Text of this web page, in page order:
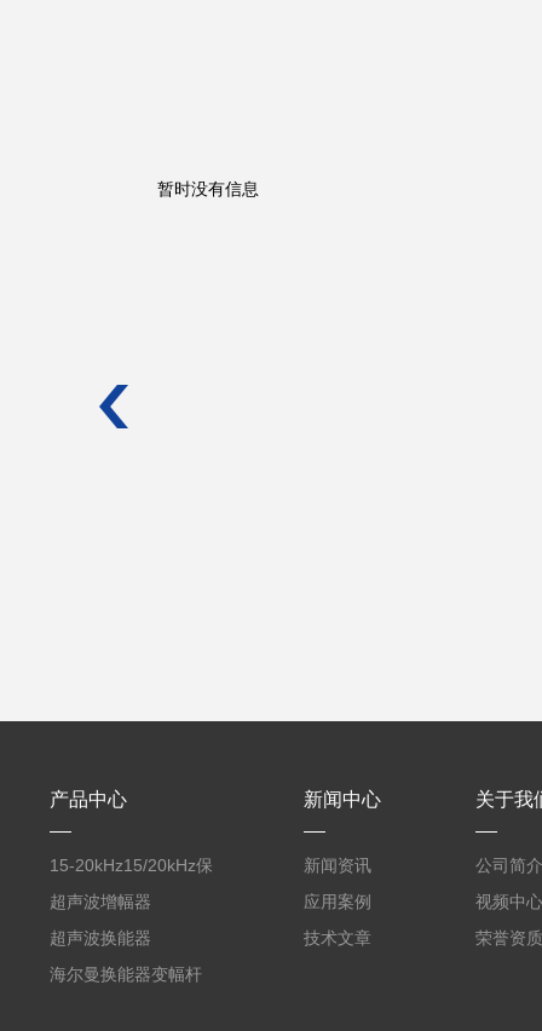
暂时没有信息
产品中心
15-20kHz15/20kHz保
护膜自动卷膜机 气动款
超声波增幅器
超声波换能器
海尔曼换能器变幅杆
新闻中心
新闻资讯
应用案例
技术文章
关于我
公司简介
视频中心
荣誉资质